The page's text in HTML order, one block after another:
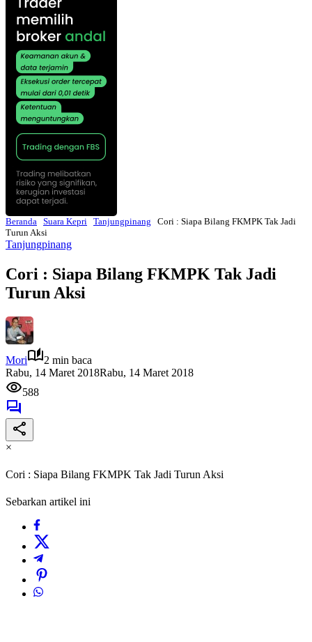
Beranda Suara Kepri Tanjungpinang
Cori : Siapa Bilang FKMPK Tak Jadi
Turun Aksi
Tanjungpinang
Cori : Siapa Bilang FKMPK Tak Jadi
Turun Aksi
Mori
2 min baca
Rabu, 14 Maret 2018Rabu, 14 Maret 2018
588
×
Cori : Siapa Bilang FKMPK Tak Jadi Turun Aksi
Sebarkan artikel ini